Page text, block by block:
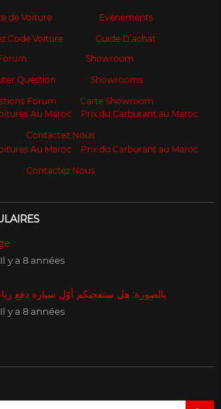
de Voiture
Code Voiture
Evénements
Guide D’achat
Question
Forum
Showroom
Showrooms
Carte Showroom
Au Maroc
Prix du Carburant au Maroc
Contactez Nous
Au Maroc
Prix du Carburant au Maroc
Contactez Nous
y a 8 années
بالصورة: هل ستعجبكم أوّل سيارة دفع
y a 8 années